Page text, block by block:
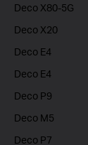
Deco X80-5G
Deco X20
Deco E4
Deco E4
Deco P9
Deco M5
Deco P7